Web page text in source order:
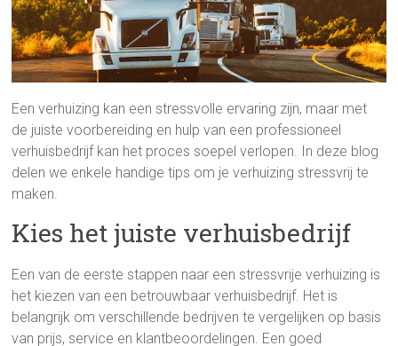
Een verhuizing kan een stressvolle ervaring zijn, maar met
de juiste voorbereiding en hulp van een professioneel
verhuisbedrijf kan het proces soepel verlopen. In deze blog
delen we enkele handige tips om je verhuizing stressvrij te
maken.
Kies het juiste verhuisbedrijf
Een van de eerste stappen naar een stressvrije verhuizing is
het kiezen van een betrouwbaar verhuisbedrijf. Het is
belangrijk om verschillende bedrijven te vergelijken op basis
van prijs, service en klantbeoordelingen. Een goed